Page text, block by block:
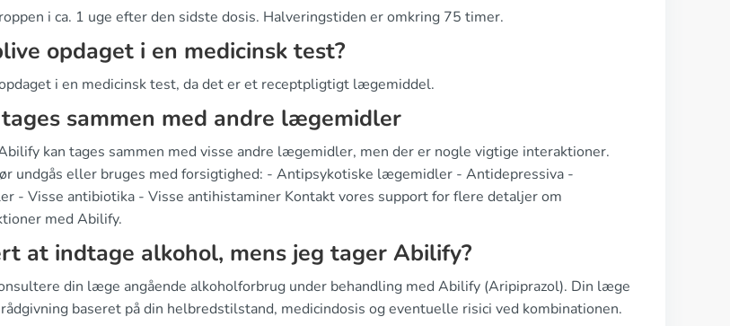
i ca. 1 uge efter den sidste dosis. Halveringstiden er omkring 75 timer.
opdaget i en medicinsk test?
i en medicinsk test, da det er et receptpligtigt lægemiddel.
sammen med andre lægemidler
kan tages sammen med visse andre lægemidler, men der er nogle vigtige interaktioner.
undgås eller bruges med forsigtighed: - Antipsykotiske lægemidler - Antidepressiva -
- Visse antibiotika - Visse antihistaminer Kontakt vores support for flere detaljer om
med Abilify.
at indtage alkohol, mens jeg tager Abilify?
din læge angående alkoholforbrug under behandling med Abilify (Aripiprazol). Din læge
baseret på din helbredstilstand, medicindosis og eventuelle risici ved kombinationen.